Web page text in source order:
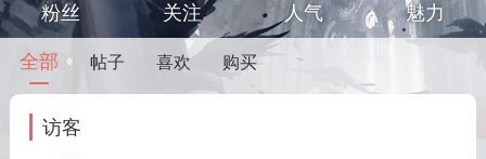
我的钱包 道具 排行榜
粉丝
关注
人气
魅力
全部 帖子 喜欢 购买
访客